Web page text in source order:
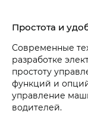
Простота и
Современные
разработке
простоту
функций и
управление
водителей.